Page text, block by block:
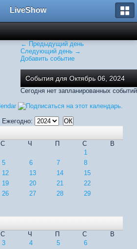
LiveShow
← Предыдущий день
Следующий день →
Добавить событие
События для Октябрь 06, 2024
Сегодня нет запланированных событий
Ежегодно:
С Ч П С
В
1
5 6 7
8
12 13 14
15
19 20 21
22
26 27 28
29
С Ч П С
В
3 4 5
6